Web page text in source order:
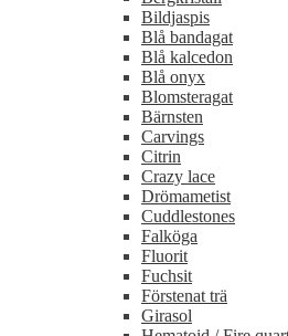
Bildjaspis
Blå bandagat
Blå kalcedon
Blå onyx
Blomsteragat
Bärnsten
Carvings
Citrin
Crazy lace
Drömametist
Cuddlestones
Falköga
Fluorit
Fuchsit
Förstenat trä
Girasol